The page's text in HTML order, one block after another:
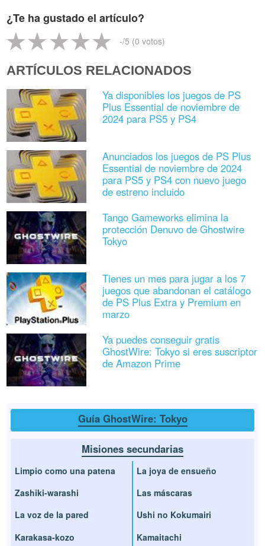
¿Te ha gustado el artículo?
-/5 (0 votos)
ARTÍCULOS RELACIONADOS
Ya disponibles los juegos de PS
Plus Essential de noviembre de
2024 para PS5 y PS4
Anunciados los juegos de PS Plus
Essential de noviembre de 2024
para PS5 y PS4 con nuevo juego
de estreno incluido
Tango Gameworks elimina la
protección Denuvo de Ghostwire
Tokyo
Tienes un mes para jugar a los 7
juegos que abandonan el catálogo
de PS Plus Extra y Premium en
marzo
Ya puedes conseguir gratis
GhostWire: Tokyo si eres suscriptor
de Amazon Prime
Guía GhostWire: Tokyo
Misiones secundarias
Limpio como una patena
Zashiki-warashi
La voz de la pared
Karakasa-kozo
La joya de ensueño
Las máscaras
Ushi no Kokumairi
Kamaitachi